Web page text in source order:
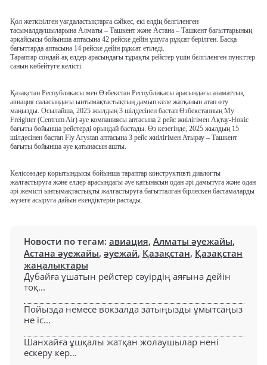
Қол жеткізілген уағдаластықтарға сәйкес, екі елдің белгіленген
тасымалдаушыларына Алматы – Ташкент және Астана – Ташкент бағыттарының
әрқайсысы бойынша аптасына 42 рейске дейін ұшуға рұқсат берілген. Басқа
бағыттарда аптасына 14 рейске дейін рұқсат етіледі.
Тараптар сондай-ақ елдер арасындағы тұрақты рейстер үшін белгіленген пункттер
санын көбейтуге келісті.
Қазақстан Республикасы мен Өзбекстан Республикасы арасындағы азаматтық
авиация саласындағы ынтымақтастықтың дамып келе жатқанын атап өту
маңызды. Осылайша, 2025 жылдың 3 шілдесінен бастап Өзбекстанның My
Freighter (Centrum Air) әуе компаниясы аптасына 2 рейс жиілігімен Ақтау-Нөкіс
бағыты бойынша рейстерді орындай бастады. Өз кезегінде, 2025 жылдың 15
шілдесінен бастап Fly Arystan аптасына 3 рейс жиілігімен Атырау – Ташкент
бағыты бойынша әуе қатынасын ашты.
Келіссөздер қорытындысы бойынша тараптар конструктивті диалогты
жалғастыруға және елдер арасындағы әуе қатынасын одан әрі дамытуға және одан
әрі жемісті ынтымақтастықты жалғастыруға бағытталған бірлескен бастамаларды
жүзеге асыруға дайын екендіктерін растады.
Новости по тегам: авиация, Алматы әуежайы,
Астана әуежайы, әуежай, Қазақстан, Қазақстан
жаңалықтары
Дубайға ұшатын рейстер сәуірдің аяғына дейін
тоқ...
Пойызда немесе вокзалда затыңызды ұмытсаңыз
не іс...
Шанхайға ұшқалы жатқан жолаушылар нені
ескеру кер...